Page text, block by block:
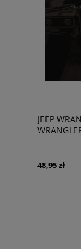
JEEP
48,95 zł